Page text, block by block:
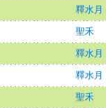
釋水月
聖禾
釋水月
釋水月
聖禾